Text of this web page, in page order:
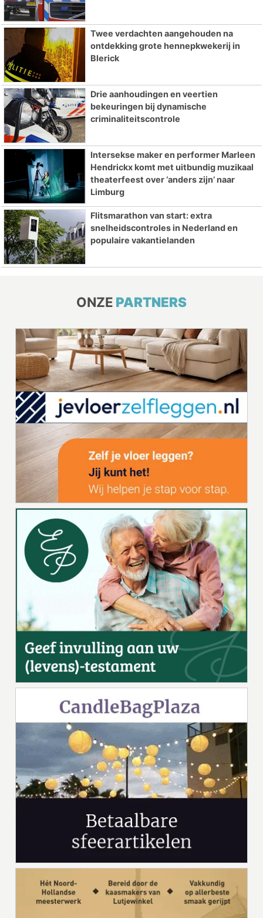
Twee verdachten aangehouden na
ontdekking grote hennepkwekerij in
Blerick
Drie aanhoudingen en veertien
bekeuringen bij dynamische
criminaliteitscontrole
Intersekse maker en performer Marleen
Hendrickx komt met uitbundig muzikaal
theaterfeest over ‘anders zijn’ naar
Limburg
Flitsmarathon van start: extra
snelheidscontroles in Nederland en
populaire vakantielanden
ONZE PARTNERS